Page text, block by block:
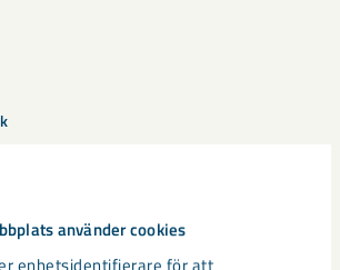
använder cookies
enhetsidentifierare för att